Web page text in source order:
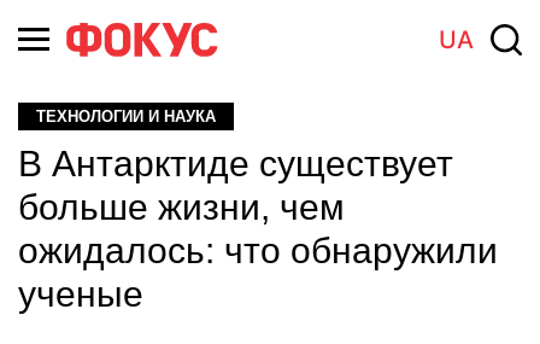
UA
ТЕХНОЛОГИИ И НАУКА
В Антарктиде существует
больше жизни, чем
ожидалось: что обнаружили
ученые